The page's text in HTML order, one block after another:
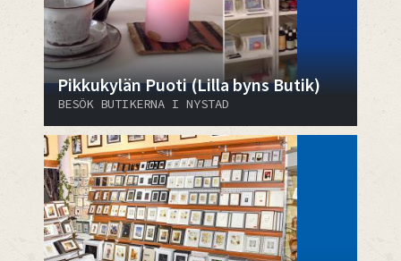
Pikkukylän Puoti (Lilla byns Butik)
BESÖK BUTIKERNA I NYSTAD